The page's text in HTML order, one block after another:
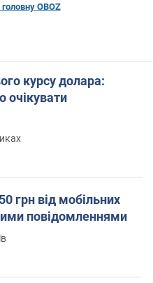
OBOZ
курсу долара:
очікувати
грн від мобільних
повідомленнями